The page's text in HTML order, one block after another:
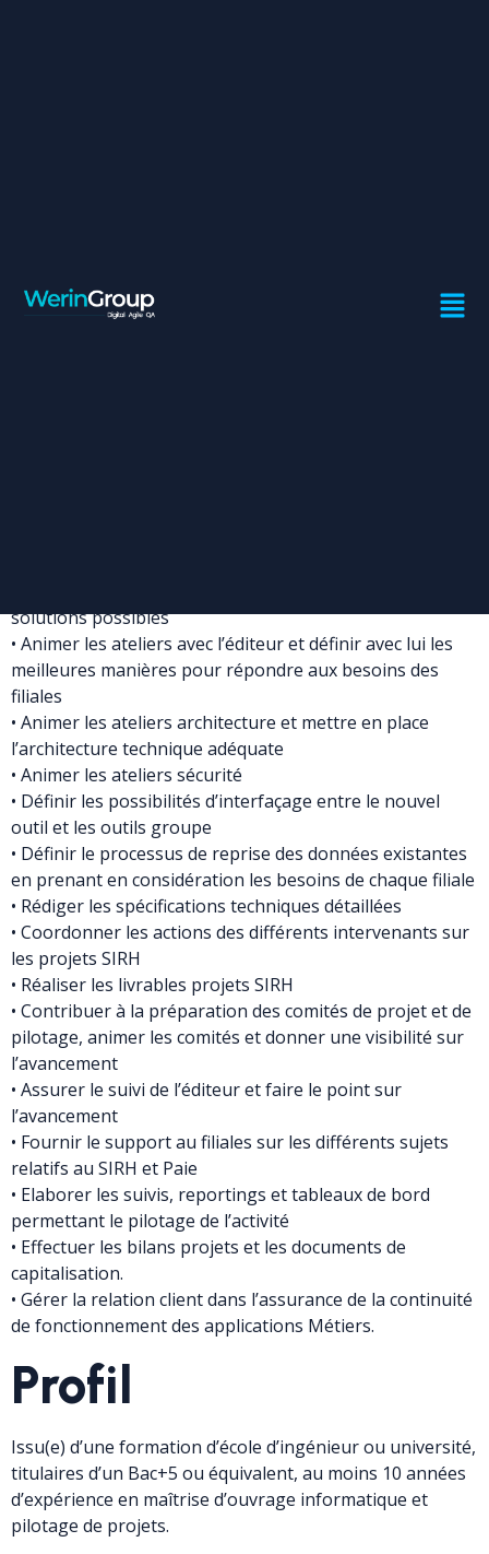
Mission
solutions possibles
• Animer les ateliers avec l’éditeur et définir avec lui les
meilleures manières pour répondre aux besoins des
filiales
• Animer les ateliers architecture et mettre en place
l’architecture technique adéquate
• Animer les ateliers sécurité
• Définir les possibilités d’interfaçage entre le nouvel
outil et les outils groupe
• Définir le processus de reprise des données existantes
en prenant en considération les besoins de chaque filiale
• Rédiger les spécifications techniques détaillées
• Coordonner les actions des différents intervenants sur
les projets SIRH
• Réaliser les livrables projets SIRH
• Contribuer à la préparation des comités de projet et de
pilotage, animer les comités et donner une visibilité sur
l’avancement
• Assurer le suivi de l’éditeur et faire le point sur
l’avancement
• Fournir le support au filiales sur les différents sujets
relatifs au SIRH et Paie
• Elaborer les suivis, reportings et tableaux de bord
permettant le pilotage de l’activité
• Effectuer les bilans projets et les documents de
capitalisation.
• Gérer la relation client dans l’assurance de la continuité
de fonctionnement des applications Métiers.
Profil
Issu(e) d’une formation d’école d’ingénieur ou université,
titulaires d’un Bac+5 ou équivalent, au moins 10 années
d’expérience en maîtrise d’ouvrage informatique et
pilotage de projets.